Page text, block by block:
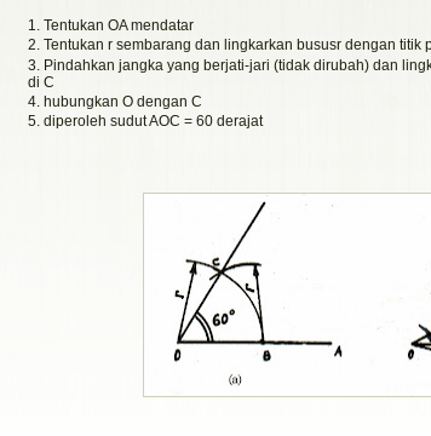
Tentukan OA mendatar
Tentukan r sembarang dan lingkarkan bususr dengan titik
Pindahkan jangka yang berjati-jari (tidak dirubah) dan
di C
hubungkan O dengan C
diperoleh sudut AOC = 60 derajat